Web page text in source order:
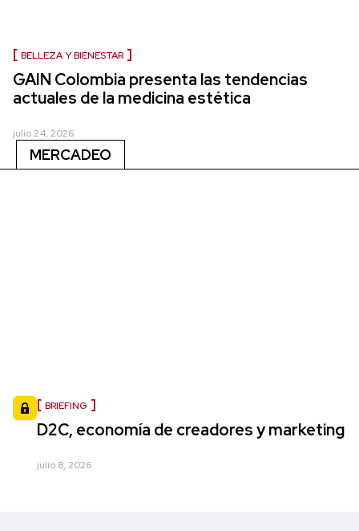
BELLEZA Y BIENESTAR
GAIN Colombia presenta las tendencias
actuales de la medicina estética
julio 24, 2026
MERCADEO
BRIEFING
D2C, economía de creadores y marketing
julio 8, 2026